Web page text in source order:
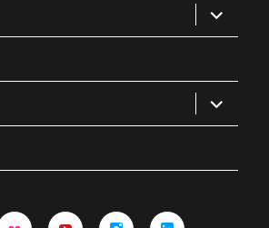
ouvrir
le
sous-
ouvrir
le
sous-